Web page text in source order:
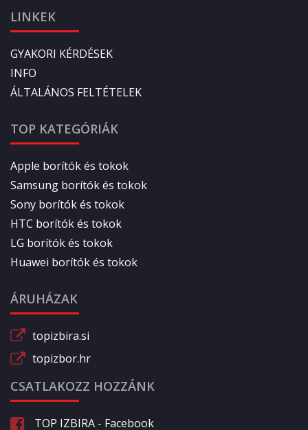
LINKEK
GYAKORI KÉRDÉSEK
INFO
ÁLTALÁNOS FELTÉTELEK
TOP KATEGÓRIÁK
Apple borítók és tokok
Samsung borítók és tokok
Sony borítók és tokok
HTC borítók és tokok
LG borítók és tokok
Huawei borítók és tokok
ÁRUHÁZAK
topizbira.si
topizbor.hr
CSATLAKOZZ HOZZÁNK
TOP IZBIRA - Facebook